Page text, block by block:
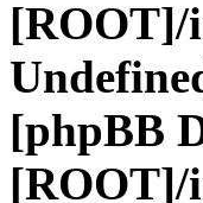
[ROOT]/
[phpBB
[ROOT]/